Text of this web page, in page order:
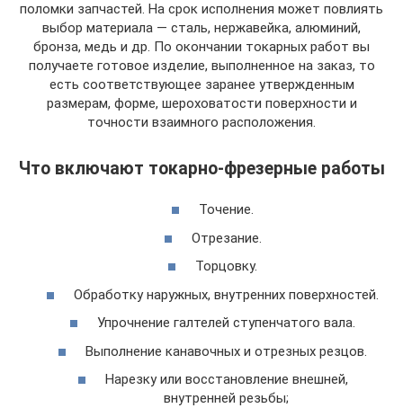
поломки запчастей. На срок исполнения может повлиять
выбор материала — сталь, нержавейка, алюминий,
бронза, медь и др. По окончании токарных работ вы
получаете готовое изделие, выполненное на заказ, то
есть соответствующее заранее утвержденным
размерам, форме, шероховатости поверхности и
точности взаимного расположения.
Что включают токарно-фрезерные работы
Точение.
Отрезание.
Торцовку.
Обработку наружных, внутренних поверхностей.
Упрочнение галтелей ступенчатого вала.
Выполнение канавочных и отрезных резцов.
Нарезку или восстановление внешней,
внутренней резьбы;